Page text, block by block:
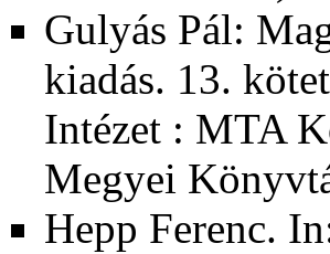
Gulyás Pál:
kiadás. 13.
Intézet : MTA
Megyei
Hepp Ferenc.